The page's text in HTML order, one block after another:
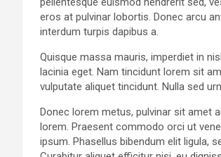
eros at pulvinar lobortis. Donec arcu
interdum turpis dapibus a.
Quisque massa mauris, imperdiet in
lacinia eget. Nam tincidunt lorem sit
vulputate aliquet tincidunt. Nulla sed
Donec lorem metus, pulvinar sit amet
lorem. Praesent commodo orci ut
ipsum. Phasellus bibendum elit ligula,